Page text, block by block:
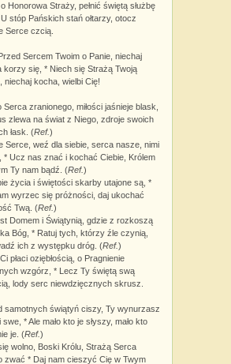
Honorowa Straży, pełnić świętą służbę
stóp Pańskich stań ołtarzy, otocz
Serce czcią.
Przed Sercem Twoim o Panie, niechaj
korzy się, * Niech się Strażą Twoją
niechaj kocha, wielbi Cię!
Serca zranionego, miłości jaśnieje blask,
zlewa na świat z Niego, zdroje swoich
łask. (Ref.)
Serce, weź dla siebie, serca nasze, nimi
* Ucz nas znać i kochać Ciebie, Królem
Ty nam bądź. (Ref.)
życia i świętości skarby utajone są, *
wyrzec się próżności, daj ukochać
Twą. (Ref.)
Domem i Świątynią, gdzie z rozkoszą
Bóg, * Ratuj tych, którzy źle czynią,
ich z występku dróg. (Ref.)
płaci oziębłością, o Pragnienie
wzgórz, * Lecz Ty świętą swą
lody serc niewdzięcznych skrusz.
samotnych świątyń ciszy, Ty wynurzasz
* Ale mało kto je słyszy, mało kto
je. (Ref.)
wolno, Boski Królu, Strażą Serca
zwać * Daj nam cieszyć Cię w Twym